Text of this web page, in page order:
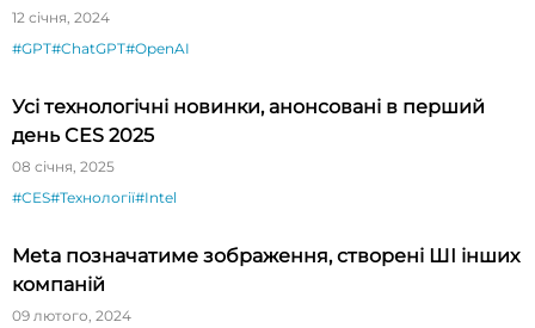
12 січня, 2024
#GPT#ChatGPT#OpenAI
Усі технологічні новинки, анонсовані в перший
день CES 2025
08 січня, 2025
#CES#Технології#Intel
Meta позначатиме зображення, створені ШІ інших
компаній
09 лютого, 2024